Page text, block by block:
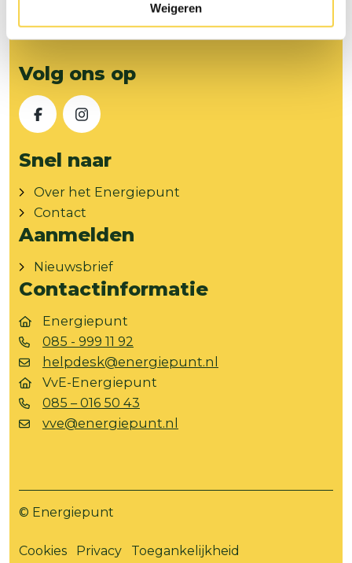
Weigeren
Volg ons op
FacebookInstagram
Snel naar
Over het Energiepunt
Contact
Aanmelden
Nieuwsbrief
Contactinformatie
Energiepunt
085 - 999 11 92
helpdesk@energiepunt.nl
VvE-Energiepunt
085 – 016 50 43
vve@energiepunt.nl
© Energiepunt
Cookies Privacy Toegankelijkheid